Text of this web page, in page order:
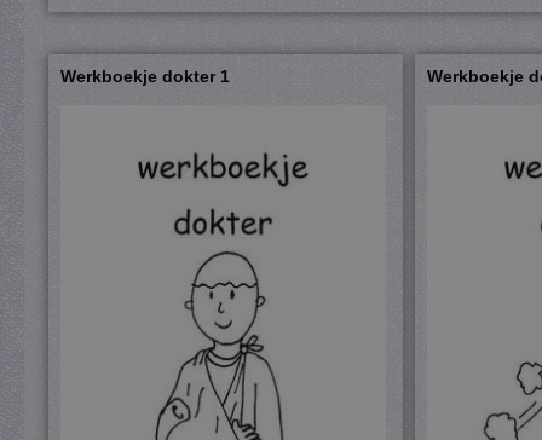
Werkboekje dokter 1 Werkboekje